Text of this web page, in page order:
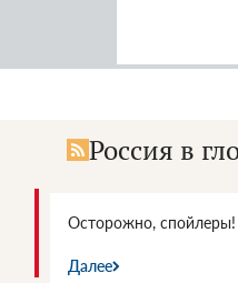
Россия в
Осторожно, спойлеры!
Далее